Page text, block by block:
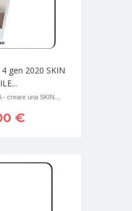
gen 2020 SKIN
- creare una SKIN...
€